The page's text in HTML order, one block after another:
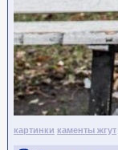
картинки каменты жгут